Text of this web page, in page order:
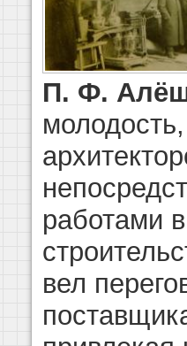
П. Ф.
работами
вел